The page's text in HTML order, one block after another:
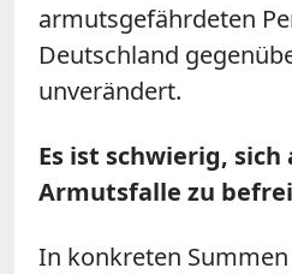
armutsgefährdeten
Deutschland
unverändert.
Es ist schwierig, sich
Armutsfalle zu
In konkreten